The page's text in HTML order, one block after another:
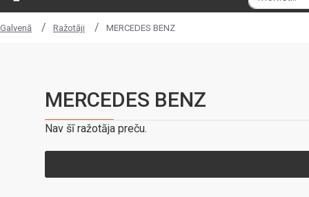
Galvenā Ražotāji MERCEDES BENZ
MERCEDES BENZ
Nav šī ražotāja preču.